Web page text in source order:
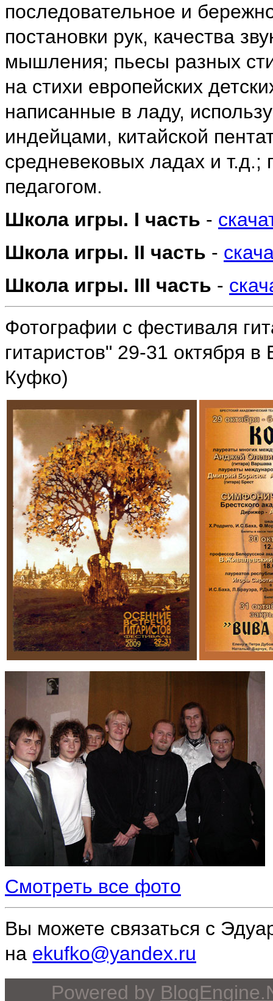
последовательное и
постановки рук, качества
мышления; пьесы разных
на стихи европейских
написанные в ладу,
индейцами, китайской
средневековых ладах и т.д.;
педагогом.
Школа игры. I часть -
Школа игры. II часть -
Школа игры. III часть -
Фотографии с фестиваля
гитаристов" 29-31 октября
Куфко)
Смотреть все фото
Вы можете связаться с
на ekufko@yandex.ru
Powered by